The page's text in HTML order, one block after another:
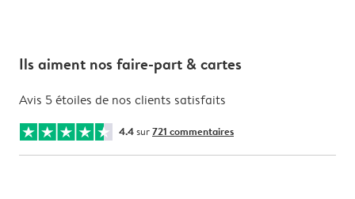
Ils aiment nos faire-part & cartes
Avis 5 étoiles de nos clients satisfaits
4.4sur721 commentaires